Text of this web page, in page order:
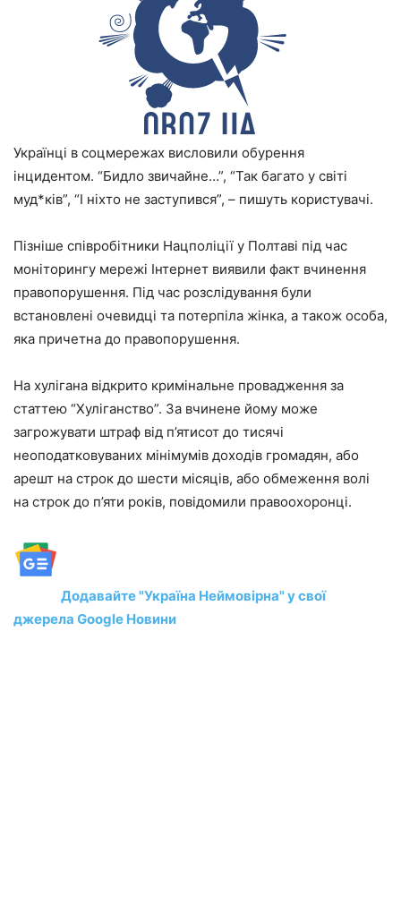
Українці в соцмережах висловили обурення
інцидентом. “Бидло звичайне…”, “Так багато у світі
муд*ків”, “І ніхто не заступився”, – пишуть користувачі.
Пізніше співробітники Нацполіції у Полтаві під час
моніторингу мережі Інтернет виявили факт вчинення
правопорушення. Під час розслідування були
встановлені очевидці та потерпіла жінка, а також особа,
яка причетна до правопорушення.
На хулігана відкрито кримінальне провадження за
статтею “Хуліганство”. За вчинене йому може
загрожувати штраф від п’ятисот до тисячі
неоподатковуваних мінімумів доходів громадян, або
арешт на строк до шести місяців, або обмеження волі
на строк до п’яти років, повідомили правоохоронці.
Додавайте "Україна Неймовірна" у свої
джерела Google Новини